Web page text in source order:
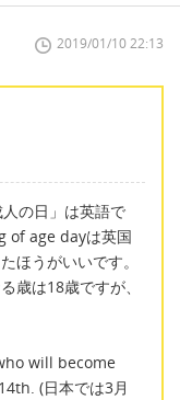
2019/01/10 22:13
の日」は英語で
of age dayは英国
ほうがいいです。
歳は18歳ですが、
will become
(日本では3月